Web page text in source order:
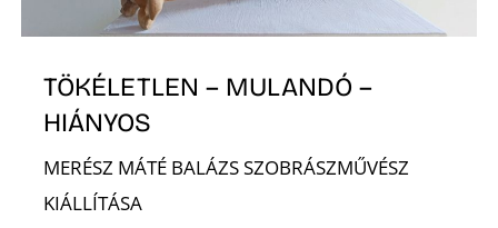
TÖKÉLETLEN – MULANDÓ –
HIÁNYOS
MERÉSZ MÁTÉ BALÁZS SZOBRÁSZMŰVÉSZ
KIÁLLÍTÁSA